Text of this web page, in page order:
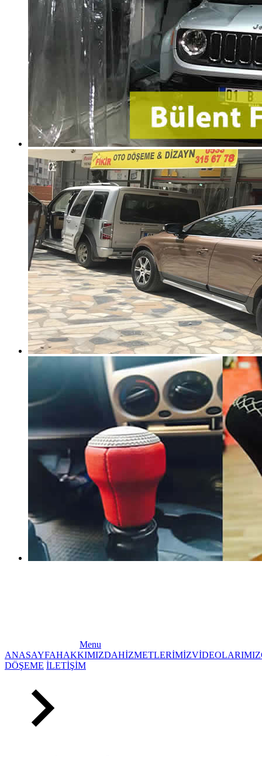
Menu
ANASAYFAHAKKIMIZDAHİZMETLERİMİZVİDEOLARIMIZ
DÖŞEME İLETİŞİM